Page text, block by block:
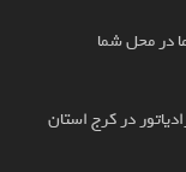
در محل شما
در کرج استان